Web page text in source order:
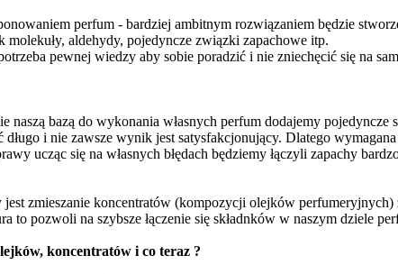
perfum - bardziej ambitnym rozwiązaniem będzie
aldehydy, pojedyncze związki zapachowe itp.
pewnej wiedzy aby sobie poradzić i nie zniechęcić się na
bazą do wykonania własnych perfum dodajemy pojedyncze
długo i nie zawsze wynik jest satysfakcjonujący. Dlatego
ucząc się na własnych błędach będziemy łączyli zapachy
jest zmieszanie koncentratów (kompozycji olejków
to pozwoli na szybsze łączenie się składnków w naszym dziele
koncentratów i co teraz ?